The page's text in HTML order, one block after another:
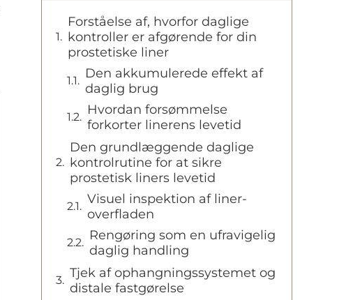
Forståelse af, hvorfor daglige
kontroller er afgørende for din
prostetiske liner
Den akkumulerede effekt af
daglig brug
Hvordan forsømmelse
forkorter linerens levetid
Den grundlæggende daglige
kontrolrutine for at sikre
prostetisk liners levetid
Visuel inspektion af liner-
overfladen
Rengøring som en ufravigelig
daglig handling
Tjek af ophangningssystemet og
distale fastgørelse